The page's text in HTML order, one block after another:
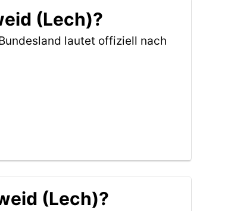
(Lech)?
lautet offiziell nach
(Lech)?